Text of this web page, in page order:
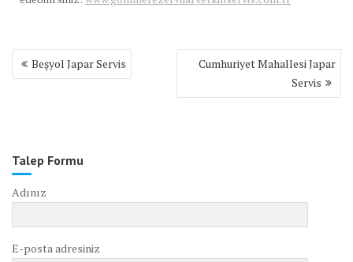
Yazı
gezinmesi
Beşyol Japar Servis
Cumhuriyet Mahallesi Japar
Servis
Talep Formu
Adınız
E-posta adresiniz